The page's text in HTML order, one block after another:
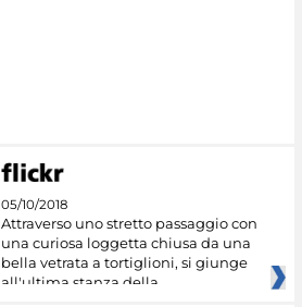
05/10/2018
Attraverso uno stretto passaggio con
una curiosa loggetta chiusa da una
bella vetrata a tortiglioni, si giunge
all'ultima stanza della